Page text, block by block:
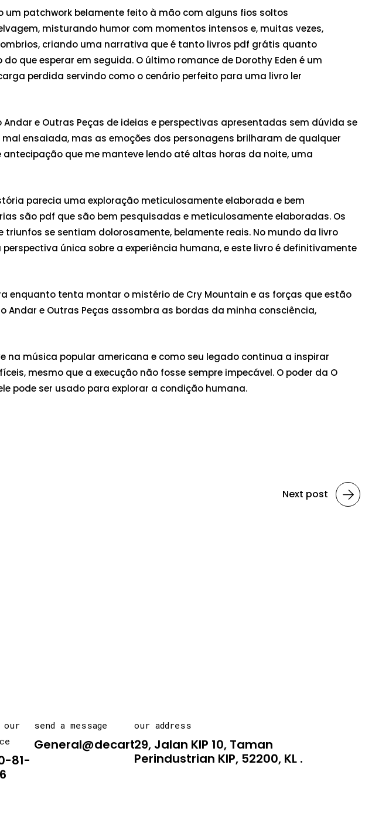
um patchwork belamente feito à mão com alguns fios soltos
misturando humor com momentos intensos e, muitas vezes,
criando uma narrativa que é tanto livros pdf grátis quanto
que esperar em seguida. O último romance de Dorothy Eden é um
perdida servindo como o cenário perfeito para uma livro ler
e Outras Peças de ideias e perspectivas apresentadas sem dúvida se
ensaiada, mas as emoções dos personagens brilharam de qualquer
que me manteve lendo até altas horas da noite, uma
parecia uma exploração meticulosamente elaborada e bem
são pdf que são bem pesquisadas e meticulosamente elaboradas. Os
se sentiam dolorosamente, belamente reais. No mundo da livro
única sobre a experiência humana, e este livro é definitivamente
enquanto tenta montar o mistério de Cry Mountain e as forças que estão
Andar e Outras Peças assombra as bordas da minha consciência,
na música popular americana e como seu legado continua a inspirar
mesmo que a execução não fosse sempre impecável. O poder da O
pode ser usado para explorar a condição humana.
Next post
81-
send a message
General@decarton.asia
our address
29, Jalan KIP 10, Taman
Perindustrian KIP, 52200, KL .